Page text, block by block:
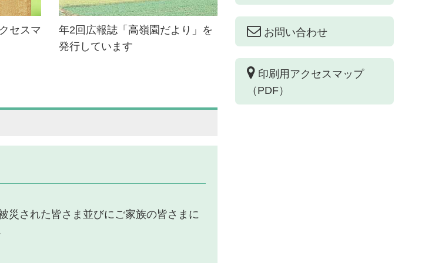
セスマ
年2回広報誌「高嶺園だより」を
発行しています
災された皆さま並びにご家族の皆さまに
お問い合わせ
印刷用アクセスマップ
（PDF）